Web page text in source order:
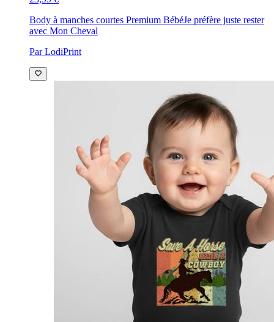
Body à manches courtes Premium BébéJe préfère juste rester
avec Mon Cheval
Par LodiPrint